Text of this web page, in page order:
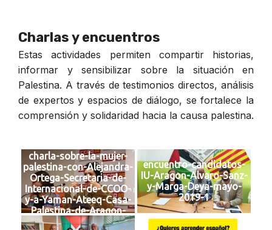
Charlas y encuentros
Estas actividades permiten compartir historias,
informar y sensibilizar sobre la situación en
Palestina. A través de testimonios directos, análisis
de expertos y espacios de diálogo, se fortalece la
comprensión y solidaridad hacia la causa palestina.
charla-sobre-la-mujer-
palestina-con-Alejandra-
Ortega-Secretaria-de-
Internacional-de-CCOO-
y-a-Yaman-Ateeq-Casa-
Palestina-de-Aragon-
febrero-2019
encuentro-candidatos-
IU-Aragon-Alvaro-Sanz-
y-Marga-Deya-mayo-
2019-1